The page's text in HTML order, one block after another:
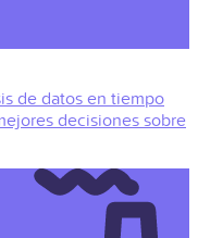
de datos en tiempo
decisiones sobre